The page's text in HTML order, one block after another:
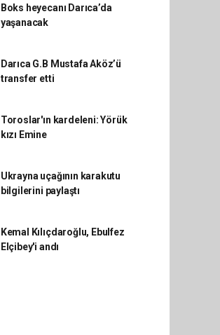
Boks heyecanı Darıca’da
yaşanacak
Darıca G.B Mustafa Aköz’ü
transfer etti
Toroslar'ın kardeleni: Yörük
kızı Emine
Ukrayna uçağının karakutu
bilgilerini paylaştı
Kemal Kılıçdaroğlu, Ebulfez
Elçibey'i andı